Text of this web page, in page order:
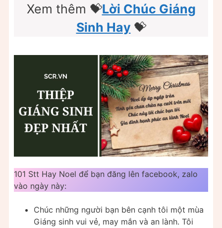
Xem thêm 💝Lời Chúc Giáng
Sinh Hay 💝
101 Stt Hay Noel để bạn đăng lên facebook, zalo
vào ngày này:
Chúc những người bạn bên cạnh tôi một mùa
Giáng sinh vui vẻ, may mắn và an lành. Tôi